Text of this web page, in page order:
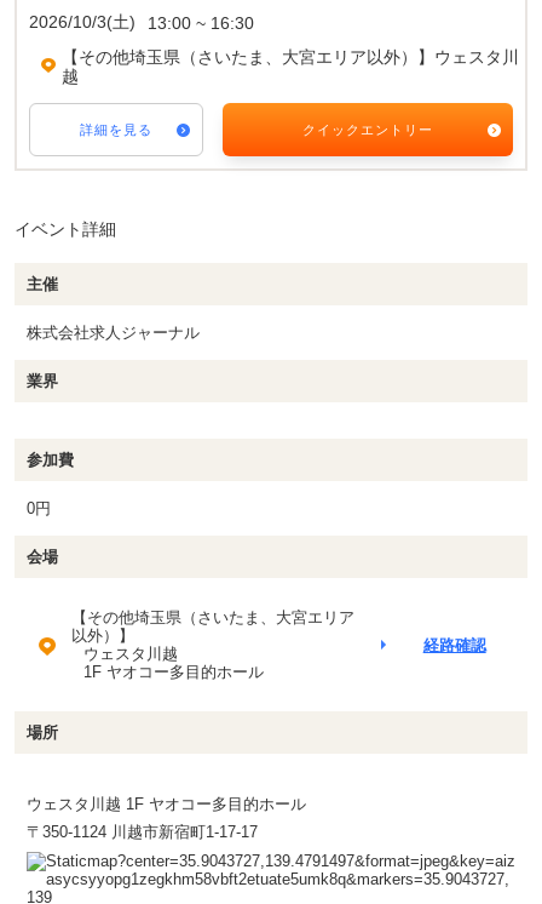
2026/10/3(土)
13:00 ~ 16:30
【その他埼玉県（さいたま、大宮エリア以外）】ウェスタ川
越
詳細を見る クイックエントリー
イベント詳細
主催
株式会社求人ジャーナル
業界
参加費
0円
会場
【その他埼玉県（さいたま、大宮エリア
以外）】
ウェスタ川越
1F ヤオコー多目的ホール
経路確認
場所
ウェスタ川越 1F ヤオコー多目的ホール
〒350-1124 川越市新宿町1-17-17